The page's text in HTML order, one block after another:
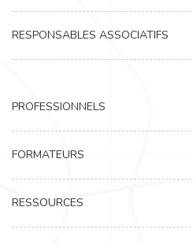
RESPONSABLES ASSOCIATIFS
PROFESSIONNELS
FORMATEURS
RESSOURCES